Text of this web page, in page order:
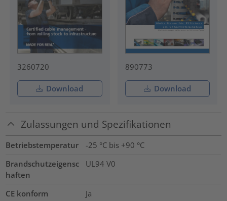
3260720
Download
890773
Download
Zulassungen und Spezifikationen
Betriebstemperatur
-25 °C bis +90 °C
Brandschutzeigensc
haften
UL94 V0
CE konform
Ja